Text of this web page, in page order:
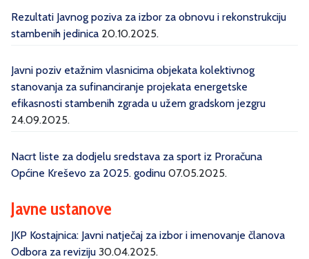
Rezultati Javnog poziva za izbor za obnovu i rekonstrukciju
stambenih jedinica 20.10.2025.
Javni poziv etažnim vlasnicima objekata kolektivnog
stanovanja za sufinanciranje projekata energetske
efikasnosti stambenih zgrada u užem gradskom jezgru
24.09.2025.
Nacrt liste za dodjelu sredstava za sport iz Proračuna
Općine Kreševo za 2025. godinu 07.05.2025.
Javne ustanove
JKP Kostajnica: Javni natječaj za izbor i imenovanje članova
Odbora za reviziju 30.04.2025.